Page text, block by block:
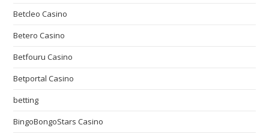
Betcleo Casino
Betero Casino
Betfouru Casino
Betportal Casino
betting
BingoBongoStars Casino